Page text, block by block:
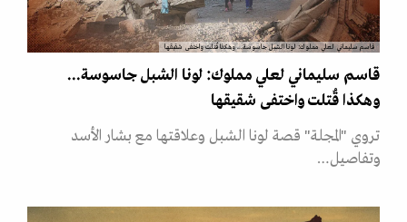
قاسم سليماني لعلي مملوك: لونا الشبل جاسوسة... وهكذا قُتلت واختفى شقيقها
قاسم سليماني لعلي مملوك: لونا الشبل جاسوسة...
وهكذا قُتلت واختفى شقيقها
تروي "المجلة" قصة لونا الشبل وعلاقتها مع بشار الأسد
وتفاصيل…